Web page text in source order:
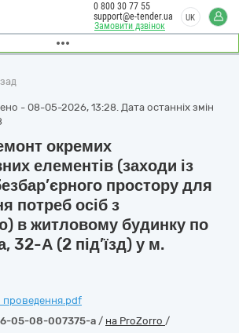
Замовити дзвінок
0 800 30 77 55
support@e-tender.ua
UK
- 08-05-2026, 13:28. Дата останніх змін
окремих
елементів (заходи із
простору для
потреб осіб з
в житловому будинку по
32-А (2 під’їзд) у м.
05-08-007375-a/ на ProZorro /